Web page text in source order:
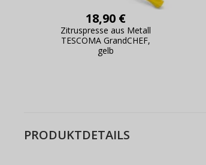
18,90 €
Zitruspresse aus Metall
TESCOMA GrandCHEF,
gelb
PRODUKTDETAILS